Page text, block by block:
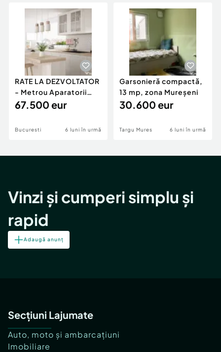
Servicii
Animale de companie
Afaceri și echipamente profesionale
Inchiriere Bunuri si Vehicule
Utilaje agricole si industriale
Piese auto si accesorii
Dacia Duster
RATE LA DEZVOLTATOR
- Metrou Aparatorii
Patriei -
67.500 eur
Bucuresti 6 luni în urmă
Garsonieră compactă,
13 mp, zona Mureșeni
30.600 eur
Targu Mures 6 luni în urmă
Vinzi și cumperi simplu și
rapid
Adaugă anunț
Secțiuni Lajumate
Auto, moto și ambarcațiuni
Imobiliare